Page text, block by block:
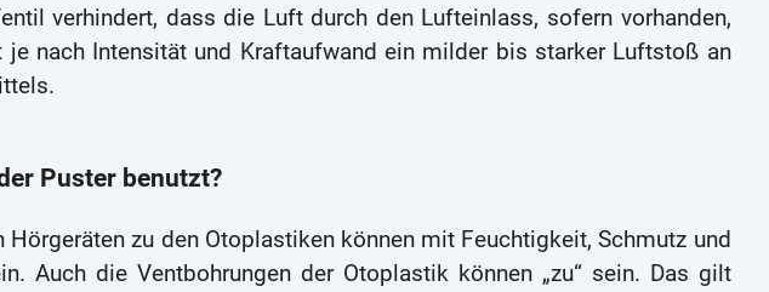
verhindert, dass die Luft durch den Lufteinlass, sofern vorhanden,
je nach Intensität und Kraftaufwand ein milder bis starker Luftstoß an
Puster benutzt?
Hörgeräten zu den Otoplastiken können mit Feuchtigkeit, Schmutz und
Auch die Ventbohrungen der Otoplastik können „zu“ sein. Das gilt